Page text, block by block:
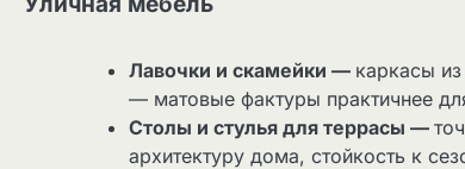
Лавочки и скамейки — каркасы
— матовые фактуры практичнее
Столы и стулья для террасы —
архитектуру дома, стойкость к